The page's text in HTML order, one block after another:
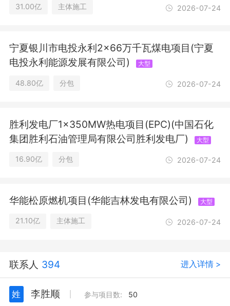
技术服务；太阳能发电技术服务；储能
无船承运业务；国际货物运输代理；货
物进出口；进出口代理；技术进出口；
报关业务；供应链管理服务；普通货物
批的项目）；装卸搬运；非居住房地产
活动）
31.00亿 主体施工 2026-07-24
宁夏银川市电投永利2×66万千瓦煤电项目(宁夏
电投永利能源发展有限公司)
大型
48.80亿 分包 2026-07-24
胜利发电厂1×350MW热电项目(EPC)(中国石化
集团胜利石油管理局有限公司胜利发电厂)
大型
16.90亿 分包 2026-07-24
华能松原燃机项目(华能吉林发电有限公司) 大型
21.10亿 主体施工 2026-07-24
联系人 394 进入详情 >
姓 李胜顺 参与项目数: 50